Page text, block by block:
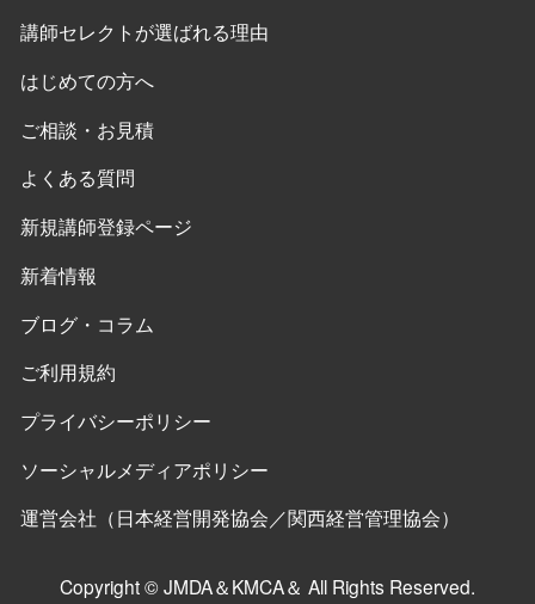
講師セレクトが選ばれる理由
はじめての方へ
ご相談・お見積
よくある質問
新規講師登録ページ
新着情報
ブログ・コラム
ご利用規約
プライバシーポリシー
ソーシャルメディアポリシー
運営会社（日本経営開発協会／関西経営管理協会）
Copyright © JMDA＆KMCA＆ All Rights Reserved.